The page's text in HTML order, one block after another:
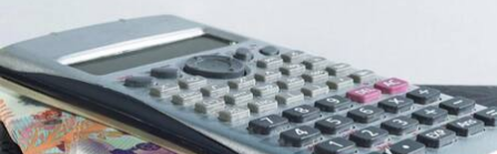
Mundial 2026
Eventos Corporativos
El Cronista Studio